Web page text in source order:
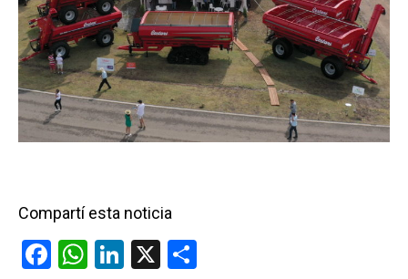
Compartí esta noticia
F
W Li
X